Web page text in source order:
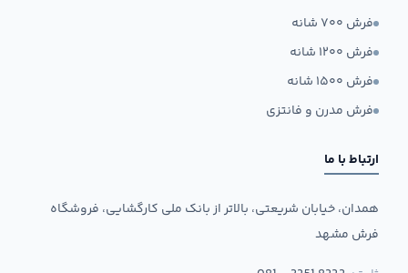
فرش ۷۰۰ شانه
فرش ۱۲۰۰ شانه
فرش ۱۵۰۰ شانه
فرش مدرن و فانتزی
ارتباط با ما
همدان، خیابان شریعتی، بالاتر از بانک ملی کارگشایی، فروشگاه
فرش مشهد